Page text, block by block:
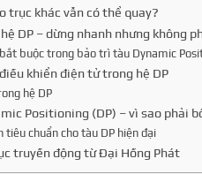
trục khác vẫn có thể quay?
DP – dừng nhanh nhưng không
buộc trong bảo trì tàu Dynamic
khiển điện tử trong hệ DP
hệ DP
Positioning (DP) – vì sao phải
tiêu chuẩn cho tàu DP hiện đại
truyền động từ Đại Hồng Phát